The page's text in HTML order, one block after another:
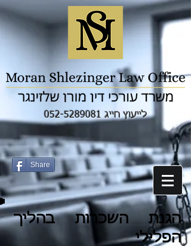
לייעוץ חייג 052-5289081
Share
הגנת השכרות בהליך
הפלילי